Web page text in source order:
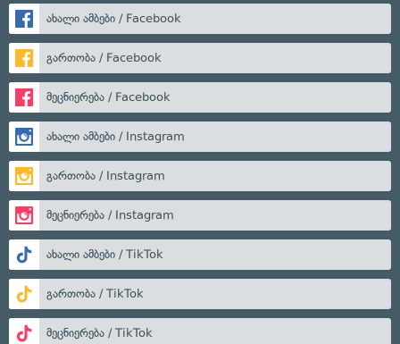
ახალი ამბები / Facebook
გართობა / Facebook
მეცნიერება / Facebook
ახალი ამბები / Instagram
გართობა / Instagram
მეცნიერება / Instagram
ახალი ამბები / TikTok
გართობა / TikTok
მეცნიერება / TikTok